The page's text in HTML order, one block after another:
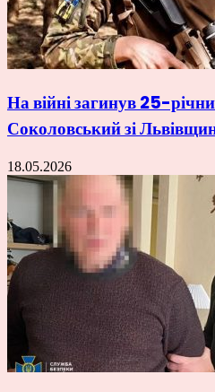
На війні загинув 25-
Соколовський зі
18.05.2026